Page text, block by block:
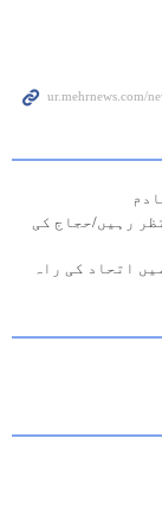
رہیں/حجاج کی
اتحاد کی راہ